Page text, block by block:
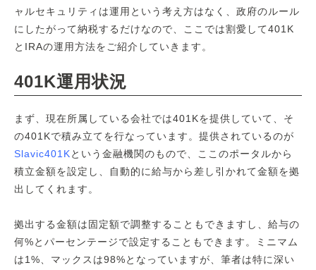
ャルセキュリティは運用という考え方はなく、政府のルール
にしたがって納税するだけなので、ここでは割愛して401K
とIRAの運用方法をご紹介していきます。
401K運用状況
まず、現在所属している会社では401Kを提供していて、そ
の401Kで積み立てを行なっています。提供されているのが
Slavic401Kという金融機関のもので、ここのポータルから
積立金額を設定し、自動的に給与から差し引かれて金額を拠
出してくれます。
拠出する金額は固定額で調整することもできますし、給与の
何%とパーセンテージで設定することもできます。ミニマム
は1%、マックスは98%となっていますが、筆者は特に深い